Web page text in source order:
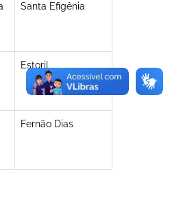
Santa Efigênia
Estoril
Fernão Dias